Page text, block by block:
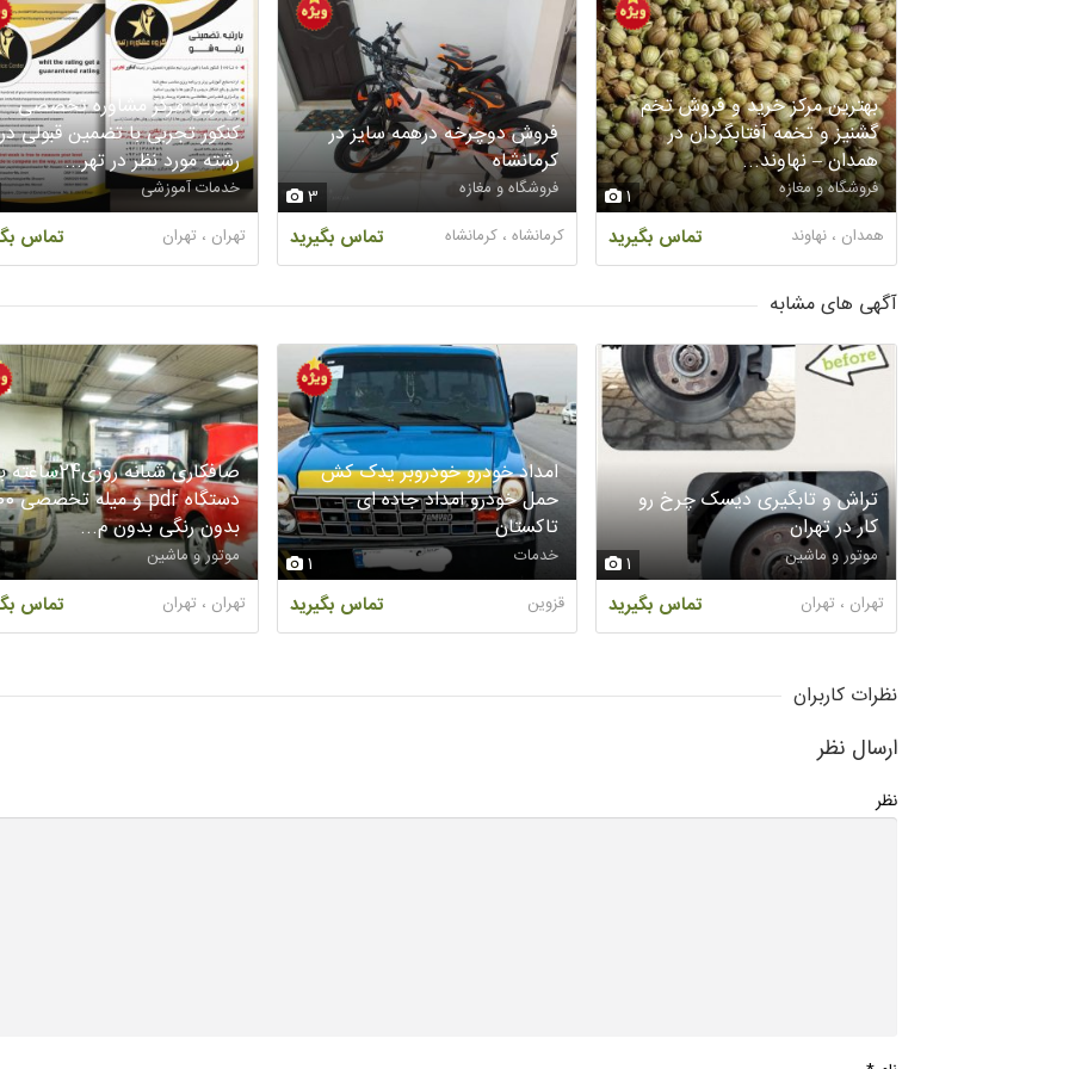
1
بهترین مرکز خرید و فروش تخم
گشنیز و تخمه آفتابگردان در
همدان – نهاوند...
فروشگاه و مغازه
تماس بگیرید همدان ، نهاوند
3
فروش دوچرخه درهمه سایز در
کرمانشاه
فروشگاه و مغازه
تماس بگیرید کرمانشاه ، کرمانشاه
بهترین مرکز مشاوره تخصصی
کنکور تجربی با تضمین قبولی در
رشته مورد نظر در تهر...
خدمات آموزشی
تماس تهران ، تهران
آگهی های مشابه
1
تراش و تابگیری دیسک چرخ رو
کار در تهران
موتور و ماشین
تماس بگیرید تهران ، تهران
1
امداد خودرو خودروبر یدک کش
حمل خودرو امداد جاده ای
تاکستان
خدمات
تماس بگیرید قزوین
صافکاری شبانه
بدون رنگی بدون م...
موتور و ماشین
تماس تهران ، تهران
نظرات کاربران
ارسال نظر
نظر